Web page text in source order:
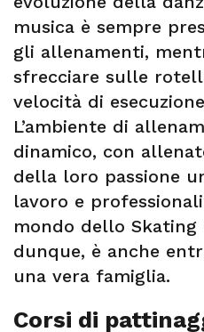
musica è sempre
gli allenamenti,
sfrecciare sulle
velocità di
L’ambiente di
dinamico, con
della loro passione
lavoro e
mondo dello Skating
dunque, è anche
una vera famiglia.
Corsi di